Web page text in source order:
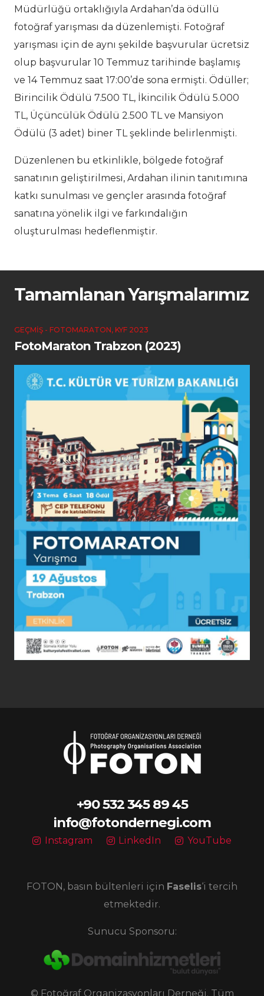
Müdürlüğü ortaklığıyla Ardahan’da ödüllü
fotoğraf yarışması da düzenlemişti. Fotoğraf
yarışması için de aynı şekilde başvurular ücretsiz
olup başvurular 10 Temmuz tarihinde başlamış
ve 14 Temmuz saat 17:00’de sona ermişti. Ödüller;
Birincilik Ödülü 7.500 TL, İkincilik Ödülü 5.000
TL, Üçüncülük Ödülü 2.500 TL ve Mansiyon
Ödülü (3 adet) biner TL şeklinde belirlenmişti.
Düzenlenen bu etkinlikle, bölgede fotoğraf
sanatının geliştirilmesi, Ardahan ilinin tanıtımına
katkı sunulması ve gençler arasında fotoğraf
sanatına yönelik ilgi ve farkındalığın
oluşturulması hedeflenmiştir.
Tamamlanan Yarışmalarımız
GEÇMIŞ - FOTOMARATON, KYF 2023
FotoMaraton Trabzon (2023)
+90 532 345 89 45
info@fotondernegi.com
Instagram LinkedIn YouTube
FOTON, basın bültenleri için Faselis‘i tercih
etmektedir.
Sunucu Sponsoru:
© Fotoğraf Organizasyonları Derneği. Tüm